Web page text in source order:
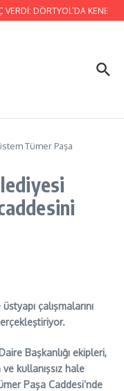
DÖRTYOL’DA KENEVİR
Tümer Paşa
çalışmalarını
Başkanlığı ekipleri,
ve kullanışsız hale
Paşa Caddesi’nde